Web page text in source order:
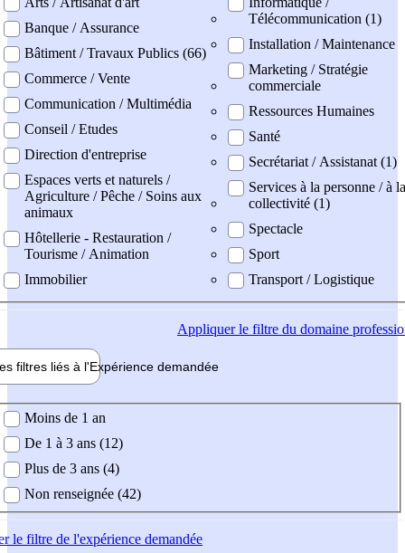
Banque / Assurance
Bâtiment / Travaux Publics (66)
Commerce / Vente
Communication / Multimédia
Conseil / Etudes
Direction d'entreprise
Espaces verts et naturels /
Agriculture / Pêche / Soins aux
animaux
Hôtellerie - Restauration /
Tourisme / Animation
Immobilier
Télécommunication (1)
Installation / Maintenance
Marketing / Stratégie
commerciale
Ressources Humaines
Santé
Secrétariat / Assistanat (1)
Services à la personne / à la
collectivité (1)
Spectacle
Sport
Transport / Logistique
Appliquerle filtre du domaine
filtres liés à l'Expérience demandée
demandée
Moins de 1 an
De 1 à 3 ans (12)
Plus de 3 ans (4)
Non renseignée (42)
le filtre de l'expérience demandée